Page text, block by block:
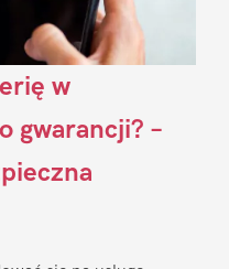
w
gwarancji? –